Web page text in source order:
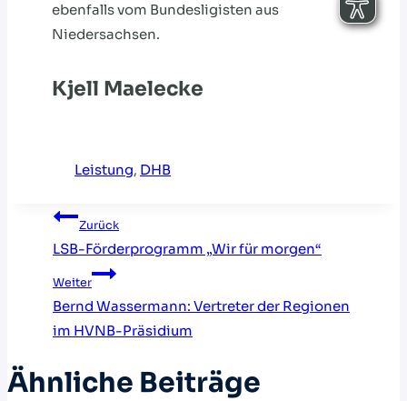
ebenfalls vom Bundesligisten aus
Niedersachsen.
Kjell Maelecke
Leistung, DHB
Beitragsnavigation
Zurück
LSB-Förderprogramm „Wir für morgen“
Weiter
Bernd Wassermann: Vertreter der Regionen
im HVNB-Präsidium
Ähnliche Beiträge